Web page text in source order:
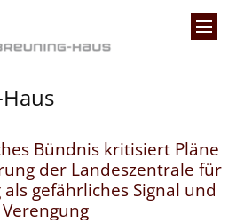
Bündnis kritisiert Pläne
der Landeszentrale für
gefährliches Signal und
: